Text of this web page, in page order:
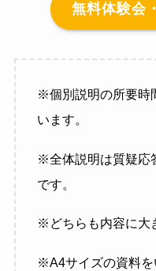
無料体験会
※個別説明の所要時
います。
※全体説明は質疑応
です。
※どちらも内容に大
※A4サイズの資料を